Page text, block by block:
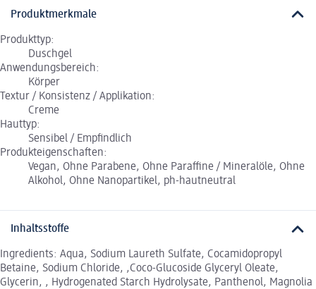
Produktmerkmale
Produkttyp:
Duschgel
Anwendungsbereich:
Körper
Textur / Konsistenz / Applikation:
Creme
Hauttyp:
Sensibel / Empfindlich
Produkteigenschaften:
Vegan, Ohne Parabene, Ohne Paraffine / Mineralöle, Ohne
Alkohol, Ohne Nanopartikel, ph-hautneutral
Inhaltsstoffe
Ingredients: Aqua, Sodium Laureth Sulfate, Cocamidopropyl
Betaine, Sodium Chloride, ,Coco-Glucoside Glyceryl Oleate,
Glycerin, , Hydrogenated Starch Hydrolysate, Panthenol, Magnolia